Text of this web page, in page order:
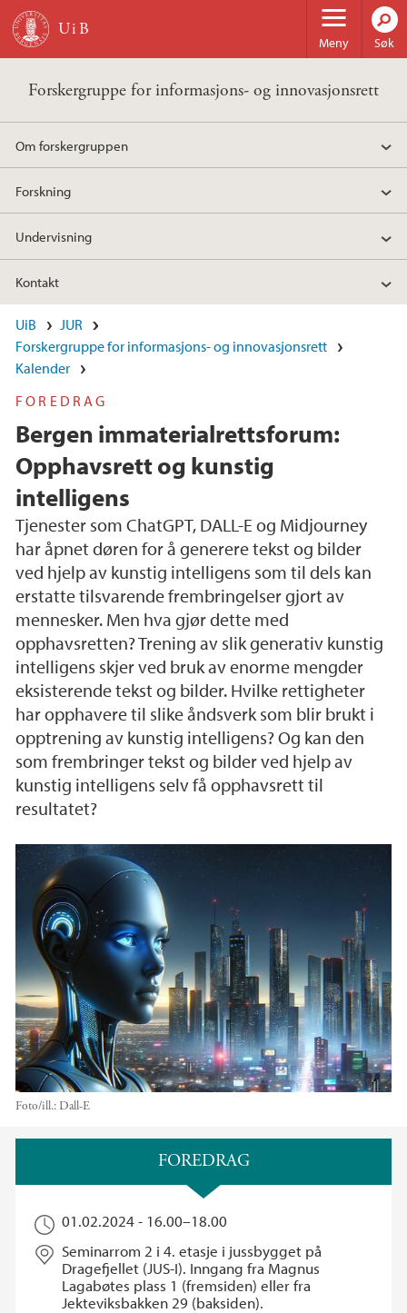
Hopp til hovedinnhold
Meny Søk
Forskergruppe for informasjons- og innovasjonsrett
Om forskergruppen
Forskning
Undervisning
Kontakt
UiB
JUR
Forskergruppe for informasjons- og innovasjonsrett
Kalender
FOREDRAG
Bergen immaterialrettsforum:
Opphavsrett og kunstig
intelligens
Tjenester som ChatGPT, DALL-E og Midjourney
har åpnet døren for å generere tekst og bilder
ved hjelp av kunstig intelligens som til dels kan
erstatte tilsvarende frembringelser gjort av
mennesker. Men hva gjør dette med
opphavsretten? Trening av slik generativ kunstig
intelligens skjer ved bruk av enorme mengder
eksisterende tekst og bilder. Hvilke rettigheter
har opphavere til slike åndsverk som blir brukt i
opptrening av kunstig intelligens? Og kan den
som frembringer tekst og bilder ved hjelp av
kunstig intelligens selv få opphavsrett til
resultatet?
Foto/ill.: Dall-E
FOREDRAG
01.02.2024 - 16.00–18.00
Seminarrom 2 i 4. etasje i jussbygget på
Dragefjellet (JUS-I). Inngang fra Magnus
Lagabøtes plass 1 (fremsiden) eller fra
Jekteviksbakken 29 (baksiden).